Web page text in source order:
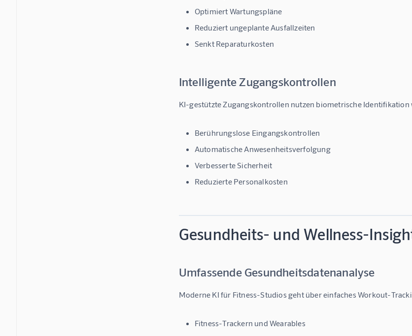
Optimiert Wartungspläne
Reduziert ungeplante Ausfallzeiten
Senkt Reparaturkosten
Intelligente Zugangskontrollen
KI-gestützte Zugangskontrollen nutzen biometrische
Berührungslose Eingangskontrollen
Automatische Anwesenheitsverfolgung
Verbesserte Sicherheit
Reduzierte Personalkosten
Gesundheits- und Wellness-
Umfassende Gesundheitsdatenanalyse
Moderne KI für Fitness-Studios geht über einfaches Workout-
Fitness-Trackern und Wearables